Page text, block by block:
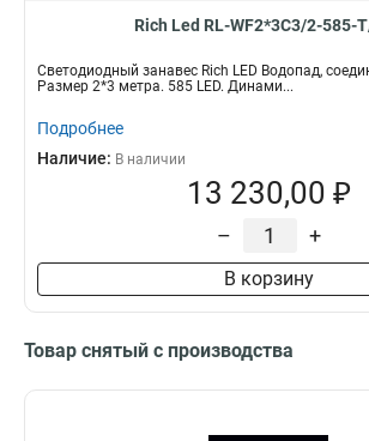
Rich Led RL-WF2*3C3/2-585-
Светодиодный занавес Rich LED Водопад,
Размер 2*3 метра. 585 LED. Динами...
Подробнее
Наличие: В наличии
13 230,00 ₽
– +
В корзину
Товар снятый с производства